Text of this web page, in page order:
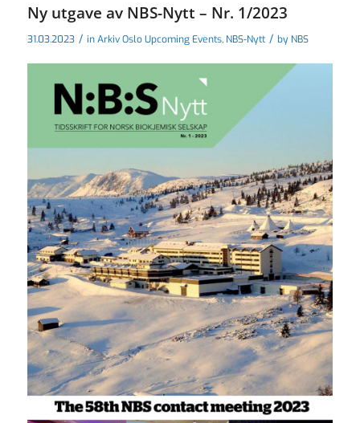
Ny utgave av NBS-Nytt – Nr. 1/2023
31.03.2023 / inArkiv Oslo Upcoming Events, NBS-Nytt / by NBS